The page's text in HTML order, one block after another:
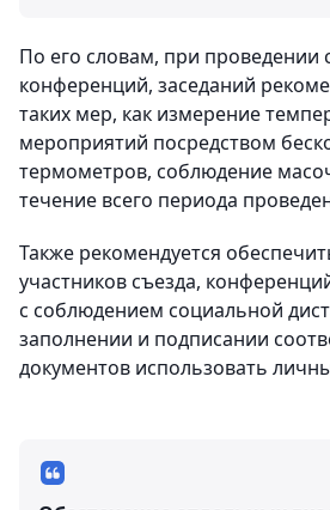
По его словам, при проведении
конференций, заседаний
таких мер, как измерение
мероприятий посредством
термометров, соблюдение
течение всего периода
Также рекомендуется
участников съезда,
с соблюдением социальной
заполнении и подписании
документов использовать